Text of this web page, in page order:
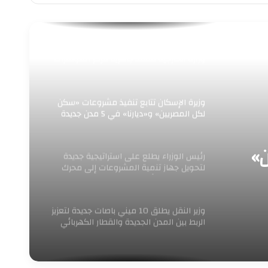
وزيرة الإسكان تتابع تنفيذ مشروعات «سكن
لكل المصريين» و«ديارنا» في 5 مدن جديدة
رئيس الوزراء يطلع على استراتيجية جديدة
لتحويل جهاز تنمية المشروعات إلى محرك
للنمو وريادة الأعمال
وزير النقل يطلق 10 ميني باصات جديدة لتعزيز
الربط بين المدن الجديدة والقطار الكهربائي